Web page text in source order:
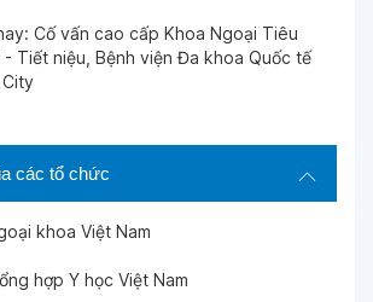
Cố vấn cao cấp Khoa Ngoại Tiêu
- Tiết niệu, Bệnh viện Đa khoa Quốc tế
các tổ chức
khoa Việt Nam
hợp Y học Việt Nam